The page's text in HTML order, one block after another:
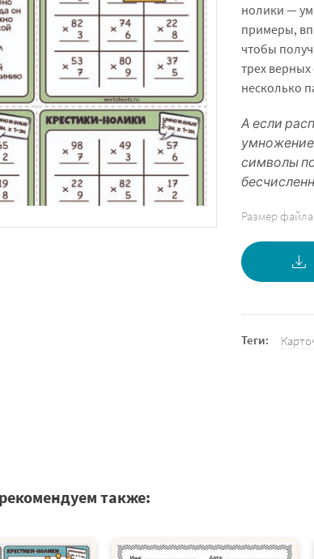
нолики —
примеры,
чтобы
трех
несколько
А если
умножение
символы
Размер файла
Теги:
также: